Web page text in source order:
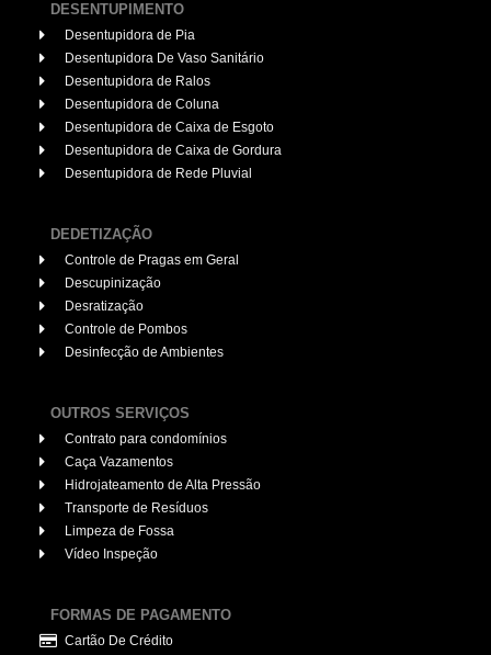
DESENTUPIMENTO
Desentupidora de Pia
Desentupidora De Vaso Sanitário
Desentupidora de Ralos
Desentupidora de Coluna
Desentupidora de Caixa de Esgoto
Desentupidora de Caixa de Gordura
Desentupidora de Rede Pluvial
DEDETIZAÇÃO
Controle de Pragas em Geral
Descupinização
Desratização
Controle de Pombos
Desinfecção de Ambientes
OUTROS SERVIÇOS
Contrato para condomínios
Caça Vazamentos
Hidrojateamento de Alta Pressão
Transporte de Resíduos
Limpeza de Fossa
Vídeo Inspeção
FORMAS DE PAGAMENTO
Cartão De Crédito